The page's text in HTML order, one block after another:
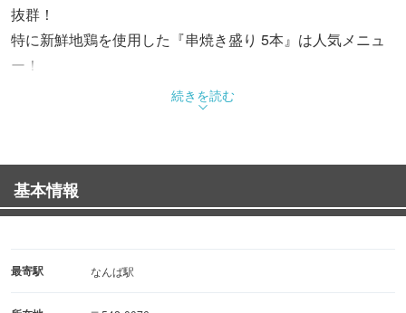
抜群！
特に新鮮地鶏を使用した『串焼き盛り 5本』は人気メニュ
ー！
他にも炭火で丁寧に焼き上げた『焼き鳥』や、
ふわっふわでジューシーな『つくね』等、
難波で鶏料理なら、是非当店をご利用下さい♪
■こだわりの鶏料理自社ブランド地鶏
最高級備長炭で焼き上げる絶品焼き鳥をご堪能ください。
続きを読む
基本情報
最寄駅 なんば駅